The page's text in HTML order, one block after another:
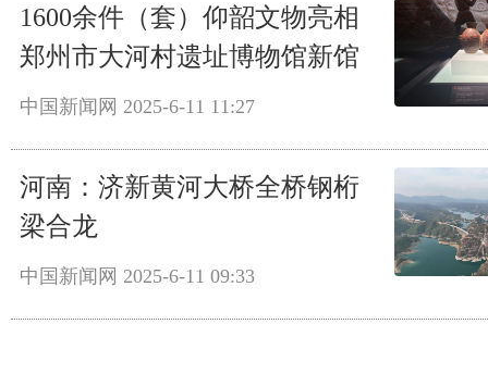
1600余件（套）仰韶文物亮相
郑州市大河村遗址博物馆新馆
中国新闻网 2025-6-11 11:27
河南：济新黄河大桥全桥钢桁
梁合龙
中国新闻网 2025-6-11 09:33